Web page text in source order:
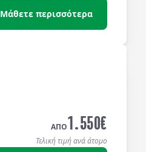
Μάθετε περισσότερα
ΑΠΟ1.550€
Τελική τιμή ανά άτομο